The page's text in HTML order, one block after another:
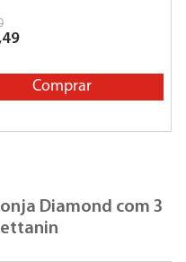
49
Comprar
Diamond com 3